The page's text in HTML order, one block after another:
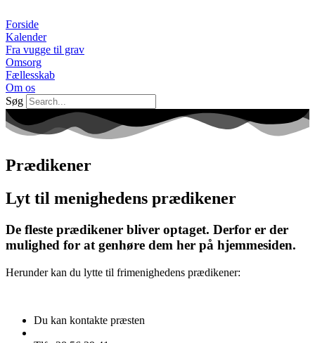
til
indhold
Forside
Kalender
Fra vugge til grav
Omsorg
Fællesskab
Om os
Søg
Prædikener
Lyt til menighedens prædikener
De fleste prædikener bliver optaget. Derfor er der
mulighed for at genhøre dem her på hjemmesiden.
Herunder kan du lytte til frimenighedens prædikener:
Du kan kontakte præsten